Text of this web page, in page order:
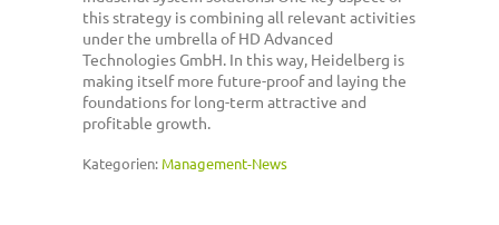
this strategy is combining all relevant activities
under the umbrella of HD Advanced
Technologies GmbH. In this way, Heidelberg is
making itself more future-proof and laying the
foundations for long-term attractive and
profitable growth.
Kategorien: Management-News